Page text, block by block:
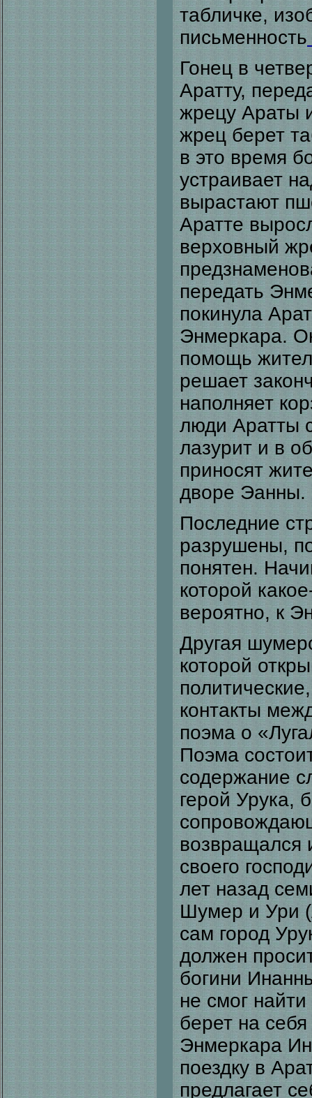
табличке,
письменность
Гонец в
Аратту,
жрецу Араты
жрец берет
в это время
устраивает
вырастают
Аратте
верховный
передать
покинула
Энмеркара.
помощь
решает
наполняет
люди Аратты
лазурит и в
приносят
дворе Эанны.
Последние
разрушены,
понятен.
которой
вероятно, к
Другая
которой
контакты
поэма о
Поэма
содержание
герой Урука,
возвращался
своего
лет назад
Шумер и Ури
сам город
должен
богини
не смог
берет на
Энмеркара
поездку в
предлагает